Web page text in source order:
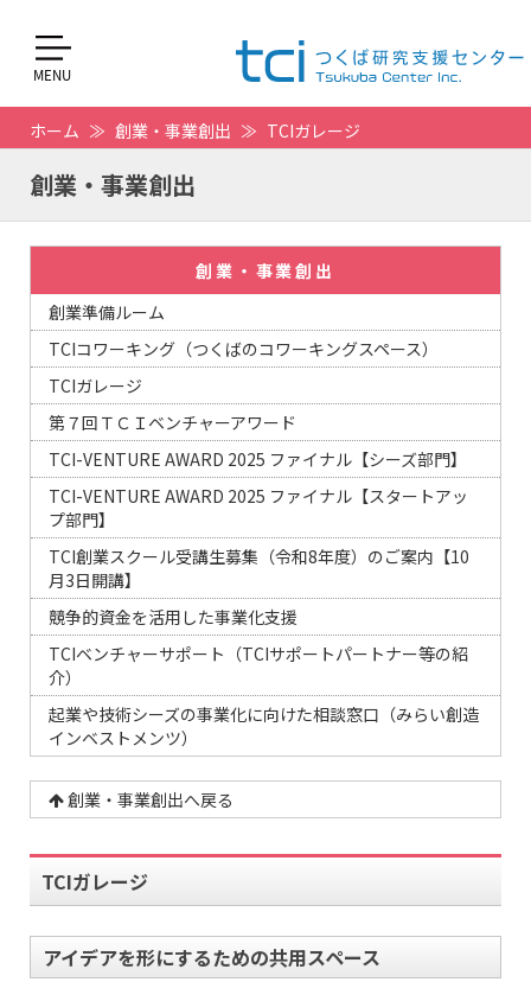
ホーム 創業・事業創出 TCIガレージ
創業・事業創出
創業・事業創出
創業準備ルーム
TCIコワーキング（つくばのコワーキングスペース）
TCIガレージ
第７回ＴＣＩベンチャーアワード
TCI-VENTURE AWARD 2025 ファイナル【シーズ部門】
TCI-VENTURE AWARD 2025 ファイナル【スタートアッ
プ部門】
TCI創業スクール受講生募集（令和8年度）のご案内【10
月3日開講】
競争的資金を活用した事業化支援
TCIベンチャーサポート（TCIサポートパートナー等の紹
介）
起業や技術シーズの事業化に向けた相談窓口（みらい創造
インベストメンツ）
創業・事業創出へ戻る
TCIガレージ
アイデアを形にするための共用スペース